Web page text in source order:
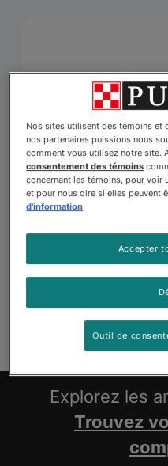
Explorez les
Trouvez
Nos sites utilisent des témoins et
nos partenaires puissions nous
comment vous utilisez notre site.
consentement des témoins
concernant les témoins, pour voir
et pour nous dire si elles peuvent
d'information
Accepter
Outil de